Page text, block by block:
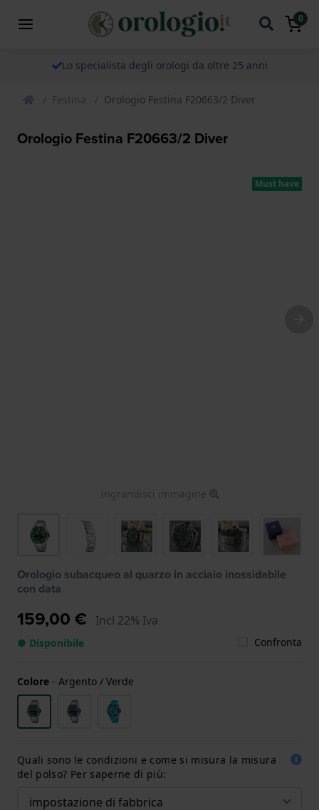
0
Lo specialista degli orologi da oltre 25 anni
Festina Orologio Festina F20663/2 Diver
Orologio Festina F20663/2 Diver
Must have
Ingrandisci immagine
Orologio subacqueo al quarzo in acciaio inossidabile
con data
159,00 € Incl 22% Iva
● Disponibile Confronta
Colore - Argento / Verde
Quali sono le condizioni e come si misura la misura
del polso? Per saperne di più: